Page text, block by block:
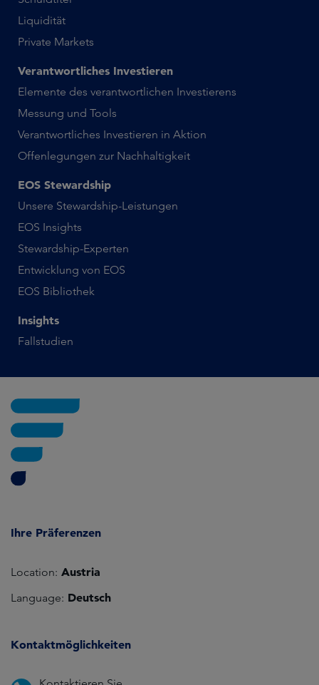
Liquidität
Private Markets
Verantwortliches Investieren
Elemente des verantwortlichen Investierens
Messung und Tools
Verantwortliches Investieren in Aktion
Offenlegungen zur Nachhaltigkeit
EOS Stewardship
Unsere Stewardship-Leistungen
EOS Insights
Stewardship-Experten
Entwicklung von EOS
EOS Bibliothek
Insights
Fallstudien
Ihre Präferenzen
Location: Austria
Language: Deutsch
Kontaktmöglichkeiten